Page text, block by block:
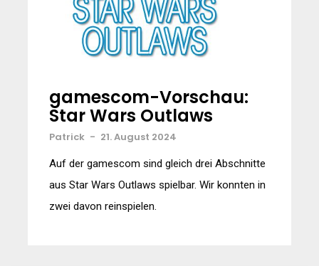
gamescom-Vorschau:
Star Wars Outlaws
Patrick - 21. August 2024
Auf der gamescom sind gleich drei Abschnitte
aus Star Wars Outlaws spielbar. Wir konnten in
zwei davon reinspielen.